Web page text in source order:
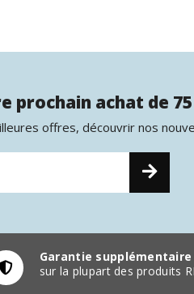
prochain achat de 75
offres, découvrir nos
Garantie supplémentaire
sur la plupart des produits